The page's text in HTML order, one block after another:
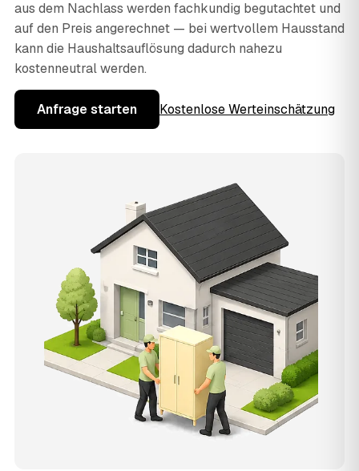
aus dem Nachlass werden fachkundig begutachtet und
auf den Preis angerechnet — bei wertvollem Hausstand
kann die Haushaltsauflösung dadurch nahezu
kostenneutral werden.
Anfrage starten Kostenlose Werteinschätzung